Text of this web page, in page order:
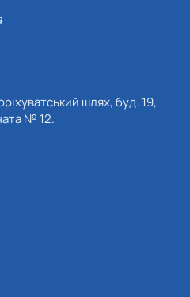
шлях, буд. 19,
№ 12.